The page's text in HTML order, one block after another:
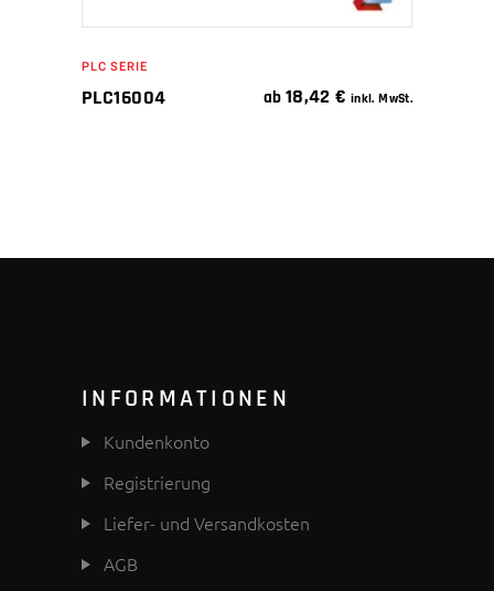
PLC SERIE
PLC16004 ab 18,42€ inkl. MwSt.
INFORMATIONEN
Kundenkonto
Registrierung
Liefer- und Versandkosten
AGB